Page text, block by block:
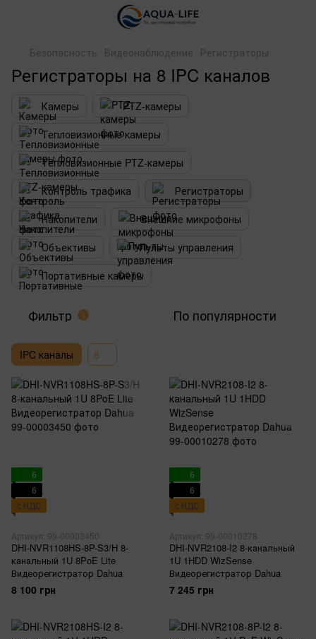
Безопасность Видеонаблюдение Регистраторы
Регистраторы на 8 IPC каналов
Камеры
PTZ-камеры
Тепловизионные камеры
Тепловизионные PTZ-камеры
Контроль трафика
Регистраторы
Накопители
Внешние микрофоны
Объективы
Пульты управления
Портативные камеры
Фильтр 1 По популярности
IPC каналы 8
6
6
с НДС
Артикул: 99-00003450
DHI-NVR1108HS-8P-S3/H 8-
канальный 1U 8PoE Lite
Видеорегистратор Dahua
8 100 грн
6
6
с НДС
Артикул: 99-00010278
DHI-NVR2108-I2 8-канальный
1U 1HDD WizSense
Видеорегистратор Dahua
7 245 грн